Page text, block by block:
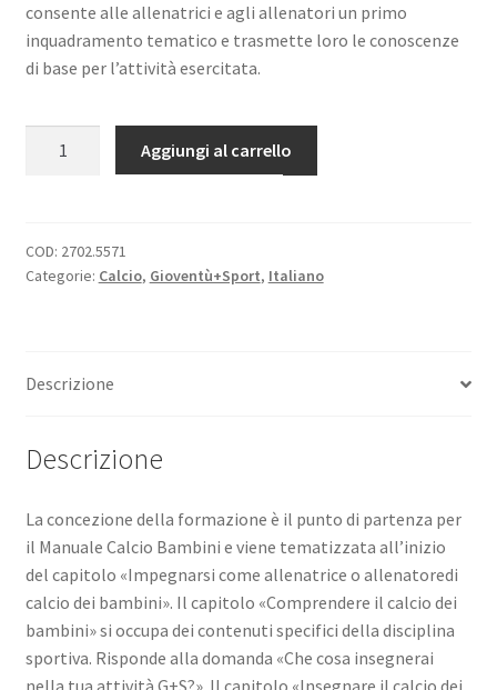
consente alle allenatrici e agli allenatori un primo
inquadramento tematico e trasmette loro le conoscenze
di base per l’attività esercitata.
quantità
Aggiungi al carrello
COD: 2702.5571
Categorie: Calcio, Gioventù+Sport, Italiano
Descrizione
Descrizione
La concezione della formazione è il punto di partenza per
il Manuale Calcio Bambini e viene tematizzata all’inizio
del capitolo «Impegnarsi come allenatrice o allenatoredi
calcio dei bambini». Il capitolo «Comprendere il calcio dei
bambini» si occupa dei contenuti specifici della disciplina
sportiva. Risponde alla domanda «Che cosa insegnerai
nella tua attività G+S?». Il capitolo «Insegnare il calcio dei